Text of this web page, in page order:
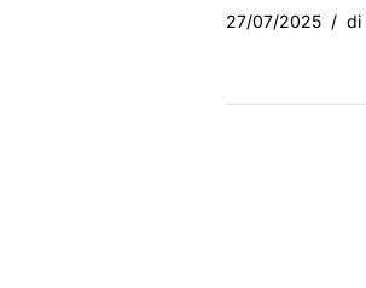
27/07/2025 di